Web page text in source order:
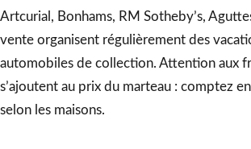
Artcurial, Bonhams, RM Sotheby’s,
vente organisent régulièrement des
automobiles de collection. Attention aux
s’ajoutent au prix du marteau : comptez
selon les maisons.